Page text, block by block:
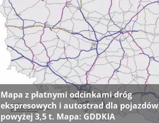
Mapa z płatnymi odcinkami dróg
ekspresowych i autostrad dla pojazdów
powyżej 3,5 t. Mapa: GDDKIA